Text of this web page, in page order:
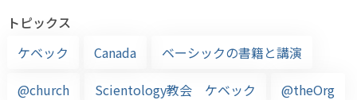
トピックス
ケベック
Canada
ベーシックの書籍と講演
@church
Scientology教会 ケベック @theOrg